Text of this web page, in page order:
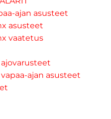
ajan asusteet
asusteet
vaatetus
ajan asusteet